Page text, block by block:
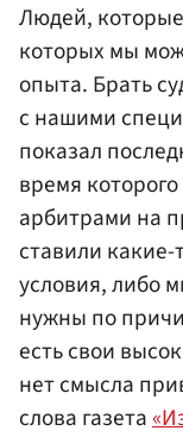
Людей,
которых мы
опыта. Брать
с нашими
показал
время
арбитрами на
ставили
условия, либо
нужны по
есть свои
нет смысла
слова газета